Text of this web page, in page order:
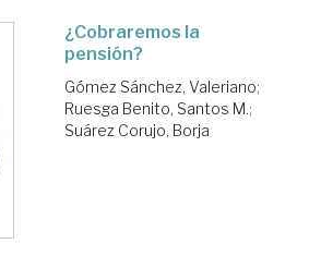
¿Cobraremos la
pensión?
Gómez Sánchez, Valeriano;
Ruesga Benito, Santos M.;
Suárez Corujo, Borja